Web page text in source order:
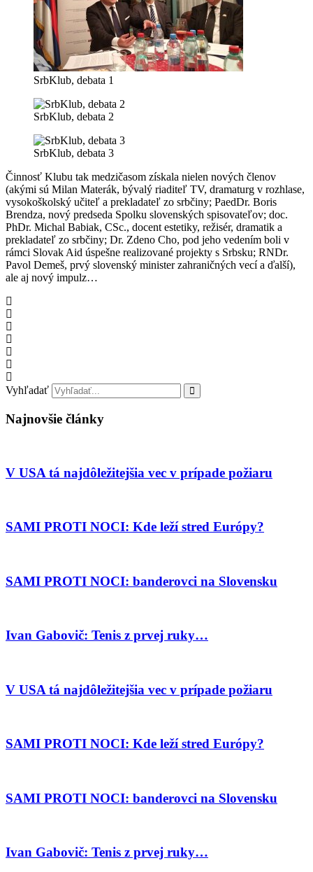
SrbKlub, debata 1
SrbKlub, debata 2
SrbKlub, debata 3
Činnosť Klubu tak medzičasom získala nielen nových členov
(akými sú Milan Materák, bývalý riaditeľ TV, dramaturg v rozhlase,
vysokoškolský učiteľ a prekladateľ zo srbčiny; PaedDr. Boris
Brendza, nový predseda Spolku slovenských spisovateľov; doc.
PhDr. Michal Babiak, CSc., docent estetiky, režisér, dramatik a
prekladateľ zo srbčiny; Dr. Zdeno Cho, pod jeho vedením boli v
rámci Slovak Aid úspešne realizované projekty s Srbsku; RNDr.
Pavol Demeš, prvý slovenský minister zahraničných vecí a ďalší),
ale aj nový impulz…
Vyhľadať
Najnovšie články
V USA tá najdôležitejšia vec v prípade požiaru
SAMI PROTI NOCI: Kde leží stred Európy?
SAMI PROTI NOCI: banderovci na Slovensku
Ivan Gabovič: Tenis z prvej ruky…
V USA tá najdôležitejšia vec v prípade požiaru
SAMI PROTI NOCI: Kde leží stred Európy?
SAMI PROTI NOCI: banderovci na Slovensku
Ivan Gabovič: Tenis z prvej ruky…